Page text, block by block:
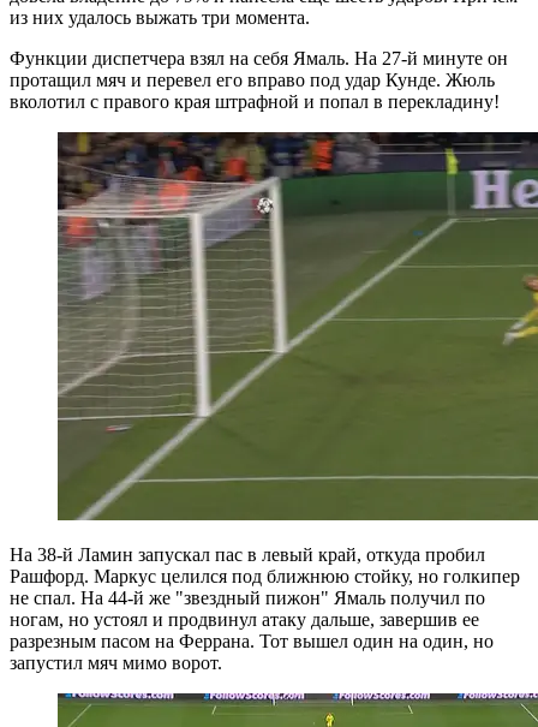
из них удалось выжать три момента.
Функции диспетчера взял на себя Ямаль. На 27-й минуте он
протащил мяч и перевел его вправо под удар Кунде. Жюль
вколотил с правого края штрафной и попал в перекладину!
На 38-й Ламин запускал пас в левый край, откуда пробил
Рашфорд. Маркус целился под ближнюю стойку, но голкипер
не спал. На 44-й же "звездный пижон" Ямаль получил по
ногам, но устоял и продвинул атаку дальше, завершив ее
разрезным пасом на Феррана. Тот вышел один на один, но
запустил мяч мимо ворот.